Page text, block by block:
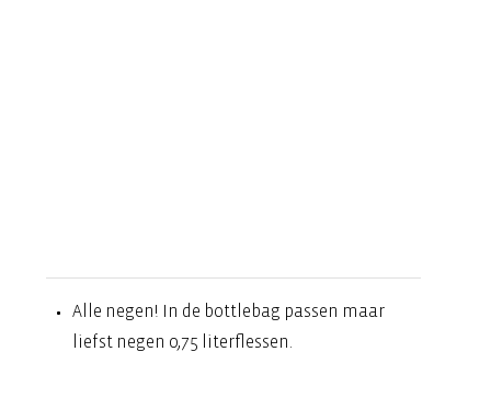
Alle negen! In de bottlebag passen maar
liefst negen 0,75 literflessen.